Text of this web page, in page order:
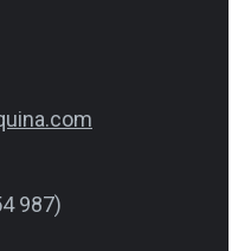
987)